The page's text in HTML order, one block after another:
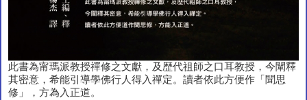
此書為甯瑪派教授禪修之文獻，及歴代祖師之口耳教授，今闡釋
其密意，希能引導學佛行人得入禪定。讀者依此方便作「聞思
修」，方為入正道。